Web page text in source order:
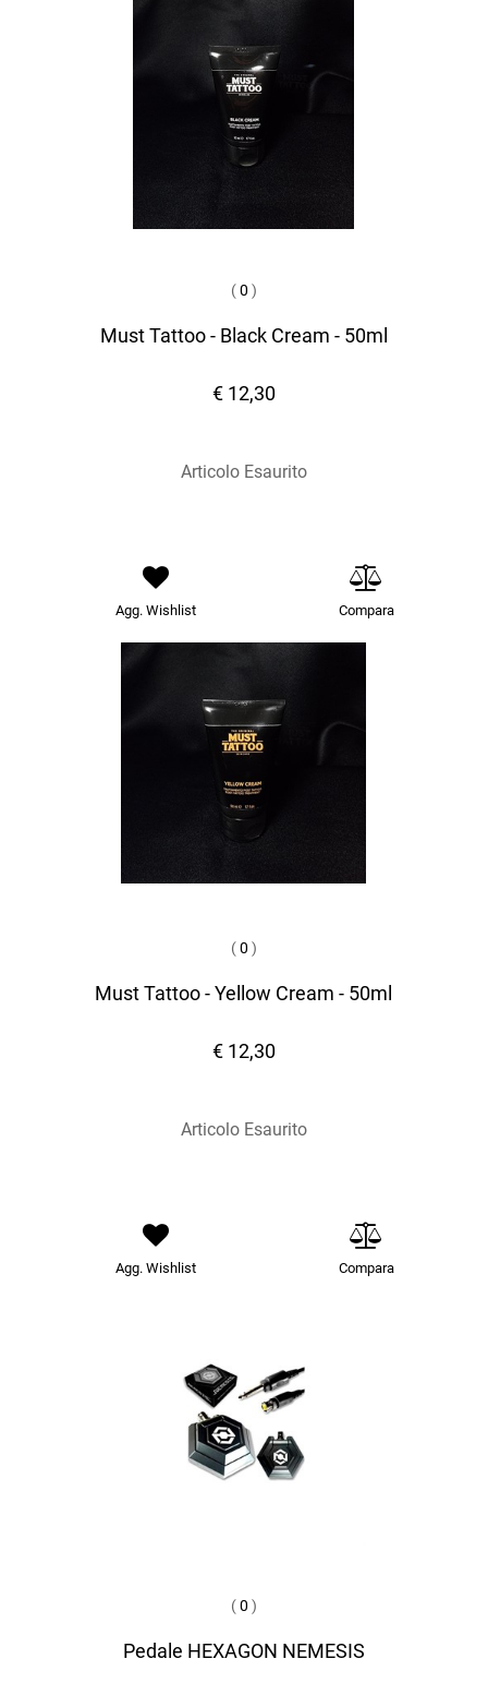
(0 )
Must Tattoo - Black Cream - 50ml
€ 12,30
Articolo Esaurito
Agg. Wishlist Compara
(0 )
Must Tattoo - Yellow Cream - 50ml
€ 12,30
Articolo Esaurito
Agg. Wishlist Compara
(0 )
Pedale HEXAGON NEMESIS